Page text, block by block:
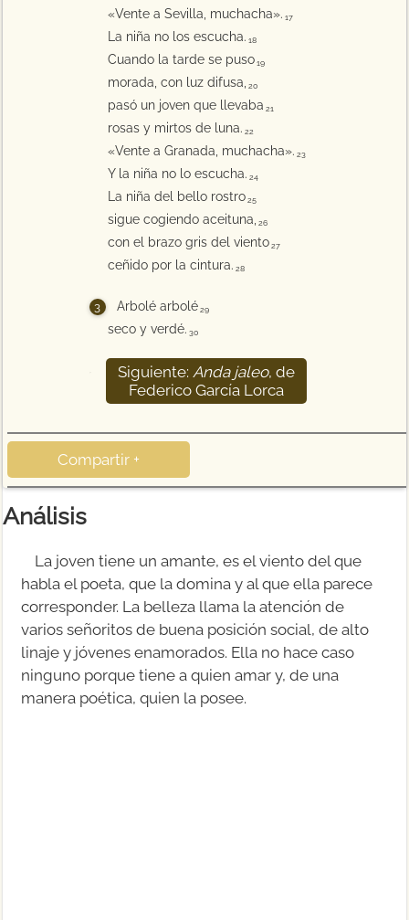
«Vente a Sevilla, muchacha». 17
La niña no los escucha. 18
Cuando la tarde se puso 19
morada, con luz difusa, 20
pasó un joven que llevaba 21
rosas y mirtos de luna. 22
«Vente a Granada, muchacha». 23
Y la niña no lo escucha. 24
La niña del bello rostro 25
sigue cogiendo aceituna, 26
con el brazo gris del viento 27
ceñido por la cintura. 28
Arbolé arbolé 29
seco y verdé. 30
Siguiente:Anda jaleo, de
Federico García Lorca
Compartir +
Análisis
La joven tiene un amante, es el viento del que
habla el poeta, que la domina y al que ella parece
corresponder. La belleza llama la atención de
varios señoritos de buena posición social, de alto
linaje y jóvenes enamorados. Ella no hace caso
ninguno porque tiene a quien amar y, de una
manera poética, quien la posee.